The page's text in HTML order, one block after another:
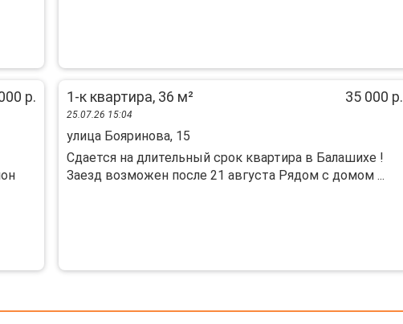
р. 1-к квартира, 36 м² 35 000 р.
25.07.26 15:04
улица Бояринова, 15
Сдается на длительный срок квартира в Балашихе !
Заезд возможен после 21 августа Рядом с домом ...